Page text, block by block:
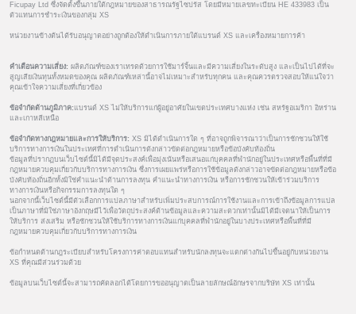
Ficupay Ltd ซึ่งจัดตั้งขึ้นภายใต้กฎหมายของสาธารณรัฐไซปรัส โดยมีหมายเลขทะเบียน HE 433983 เป็น
ตัวแทนการชำระเงินของกลุ่ม XS
หน่วยงานข้างต้นได้รับอนุญาตอย่างถูกต้องให้ดำเนินการภายใต้แบรนด์ XS และเครื่องหมายการค้า
คำเตือนความเสี่ยง: ผลิตภัณฑ์ของเราเทรดด้วยการใช้มาร์จิ้นและมีความเสี่ยงในระดับสูง และเป็นไปได้ที่จะ
สูญเสียเงินทุนทั้งหมดของคุณ ผลิตภัณฑ์เหล่านี้อาจไม่เหมาะสำหรับทุกคน และคุณควรตรวจสอบให้แน่ใจว่า
คุณเข้าใจความเสี่ยงที่เกี่ยวข้อง
ข้อจำกัดด้านภูมิภาค: แบรนด์ XS ไม่ให้บริการแก่ผู้อยู่อาศัยในเขตประเทศบางแห่ง เช่น สหรัฐอเมริกา อิหร่าน
และเกาหลีเหนือ
ข้อจำกัดทางกฎหมายและการให้บริการ: XS มิได้ดำเนินการใด ๆ ที่อาจถูกพิจารณาว่าเป็นการชักชวนให้ใช้
บริการทางการเงินในประเทศที่การดำเนินการดังกล่าวขัดต่อกฎหมายหรือข้อบังคับท้องถิ่น
ข้อมูลที่ปรากฏบนเว็บไซต์นี้มิได้มีจุดประสงค์เพื่อมุ่งเน้นหรือเสนอแก่บุคคลที่พำนักอยู่ในประเทศหรือพื้นที่ที่มี
กฎหมายควบคุมเกี่ยวกับบริการทางการเงิน ซึ่งการเผยแพร่หรือการใช้ข้อมูลดังกล่าวอาจขัดต่อกฎหมายหรือข้อ
บังคับท้องถิ่นอีกทั้งมิใช่คำแนะนำด้านการลงทุน คำแนะนำทางการเงิน หรือการชักชวนให้เข้าร่วมบริการ
ทางการเงินหรือกิจกรรมการลงทุนใด ๆ
นอกจากนี้เว็บไซต์นี้มีตัวเลือกการแปลภาษาสำหรับเพิ่มประสบการณ์การใช้งานและการเข้าถึงข้อมูลการแปล
เป็นภาษาที่มิใช่ภาษาอังกฤษมีไว้เพื่อวัตถุประสงค์ด้านข้อมูลและความสะดวกเท่านั้นมิได้มีเจตนาให้เป็นการ
ให้บริการ ส่งเสริม หรือชักชวนให้ใช้บริการทางการเงินแก่บุคคลที่พำนักอยู่ในบางประเทศหรือพื้นที่ที่มี
กฎหมายควบคุมเกี่ยวกับบริการทางการเงิน
ข้อกำหนดด้านกฎระเบียบสำหรับโครงการค่าตอบแทนสำหรับนักลงทุนจะแตกต่างกันไปขึ้นอยู่กับหน่วยงาน
XS ที่คุณมีส่วนร่วมด้วย
ข้อมูลบนเว็บไซต์นี้จะสามารถคัดลอกได้โดยการขออนุญาตเป็นลายลักษณ์อักษรจากบริษัท XS เท่านั้น